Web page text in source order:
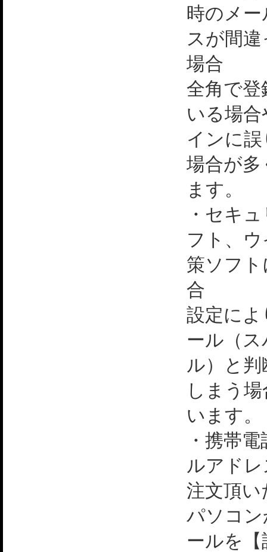
時のメ
スが間
場合
全角で
いる場
インに
場合が
ます。
・セキ
フト、
策ソフ
合
設定に
ール（
ル）と
しまう
います。
・携帯
ルアド
注文頂い
パソコ
ールを【